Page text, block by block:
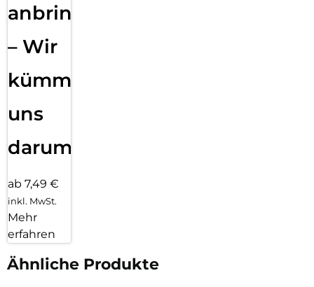
anbringen
– Wir
kümmern
uns
darum!
ab 7,49 €
inkl. MwSt.
Mehr
erfahren
Ähnliche Produkte